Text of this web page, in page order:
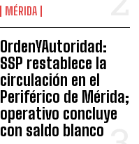
MÉRIDA
OrdenYAutoridad:
SSP restablece la
circulación en el
Periférico de Mérida;
operativo concluye
con saldo blanco